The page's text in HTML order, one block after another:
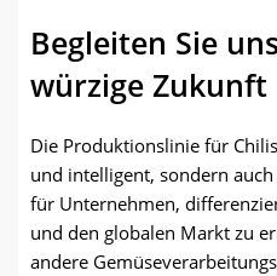
Begleiten Sie
würzige Zukunft
Die Produktionslinie für
und intelligent, sondern
für Unternehmen,
und den globalen Markt zu
andere